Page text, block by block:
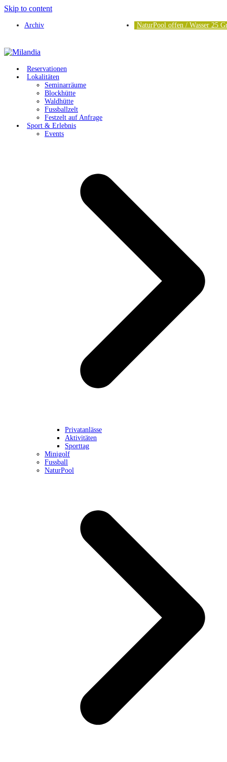
Skip to content
NaturPool offen / Wasser 25
Archiv
Reservationen
Lokalitäten
Seminarräume
Blockhütte
Waldhütte
Fussballzelt
Festzelt auf Anfrage
Sport & Erlebnis
Events
Privatanlässe
Aktivitäten
Sporttag
Minigolf
Fussball
NaturPool